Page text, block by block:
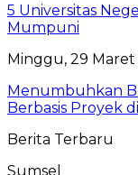
5 Universitas
Mumpuni
Minggu, 29 Maret
Menumbuhkan
Berbasis Proyek
Berita Terbaru
Sumsel